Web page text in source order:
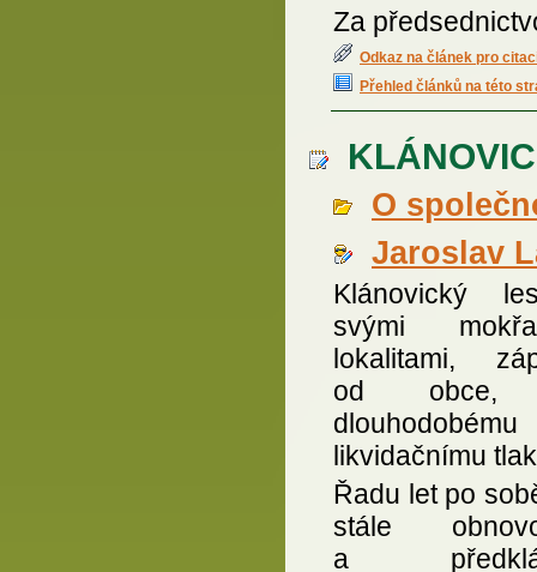
Za
Odkaz na článek pro
Přehled článků na této
O
Jaroslav
Klánovický
svými
lokalitami,
od obce,
dlouhodobému
likvidačnímu
Řadu let po
stále
a